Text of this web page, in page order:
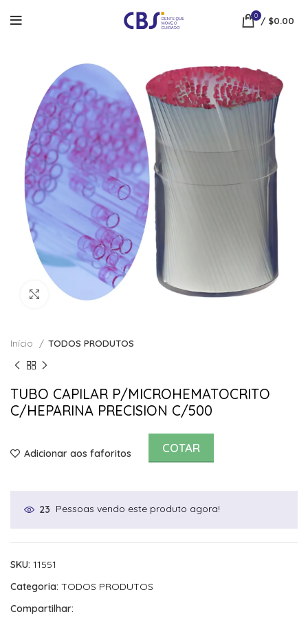
0 / $0.00
Click to enlarge
Início TODOS PRODUTOS
TUBO CAPILAR P/MICROHEMATOCRITO
C/HEPARINA PRECISION C/500
Adicionar aos faforitos COTAR
23 Pessoas vendo este produto agora!
SKU: 11551
Categoria: TODOS PRODUTOS
Compartilhar: